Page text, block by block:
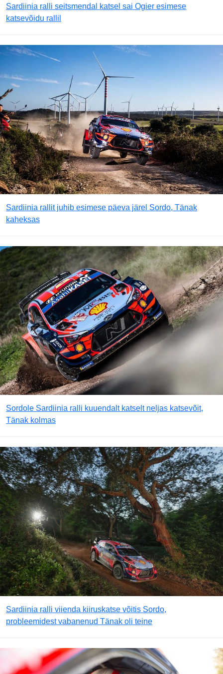
Sardiinia ralli seitsmendal katsel sai Ogier esimese
katsevõidu rallil
Sardiinia rallit juhib esimese päeva järel Sordo, Tänak
kaheksas
Sordole Sardiinia ralli kuuendalt katselt neljas katsevõit,
Tänak kolmas
Sardiinia ralli viienda kiiruskatse võitis Sordo,
probleemidest vabanenud Tänak oli teine